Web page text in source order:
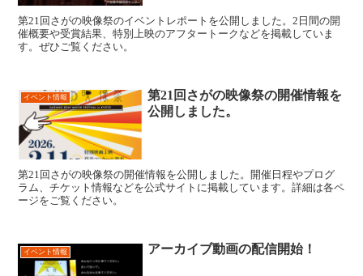
第21回さがの映像祭のイベントレポートを公開しました。2日間の開
催概要や受賞結果、特別上映のアフタートークなどを掲載していま
す。ぜひご覧ください。
イベント情報
第21回さがの映像祭の開催情報を
公開しました。
第21回さがの映像祭の開催情報を公開しました。開催日程やプログ
ラム、チケット情報などを公式サイトに掲載しています。詳細は各ペ
ージをご覧ください。
イベント情報 アーカイブ動画の配信開始！